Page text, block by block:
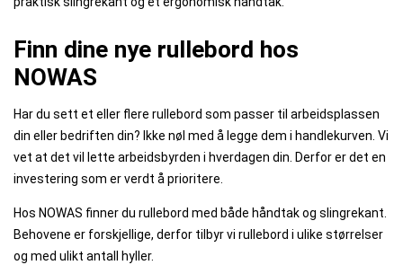
Finn dine nye rullebord hos
NOWAS
Har du sett et eller flere rullebord som passer til arbeidsplassen
din eller bedriften din? Ikke nøl med å legge dem i handlekurven. Vi
vet at det vil lette arbeidsbyrden i hverdagen din. Derfor er det en
investering som er verdt å prioritere.
Hos NOWAS finner du rullebord med både håndtak og slingrekant.
Behovene er forskjellige, derfor tilbyr vi rullebord i ulike størrelser
og med ulikt antall hyller.